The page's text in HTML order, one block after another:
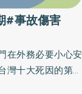
灣外傷醫學會理
任簡立建表示，
傷後1小時內死亡
，有實驗室中也經
百百種，如果試
#事故傷害
在外務必要小心安
十大死因的第六